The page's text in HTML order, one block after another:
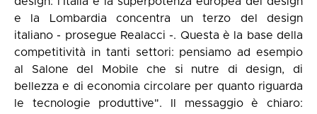
e la Lombardia concentra un terzo del design
italiano - prosegue Realacci -. Questa è la base della
competitività in tanti settori: pensiamo ad esempio
al Salone del Mobile che si nutre di design, di
bellezza e di economia circolare per quanto riguarda
le tecnologie produttive". Il messaggio è chiaro: